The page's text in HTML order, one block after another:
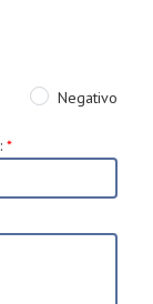
Negativo
: *